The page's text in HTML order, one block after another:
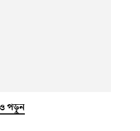
পড়ুন